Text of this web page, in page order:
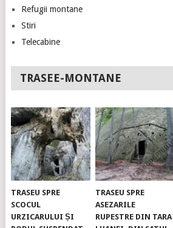
Refugii montane
Stiri
Telecabine
TRASEE-MONTANE
TRASEU SPRE
SCOCUL
URZICARULUI ȘI
TRASEU SPRE
ASEZARILE
RUPESTRE DIN TARA